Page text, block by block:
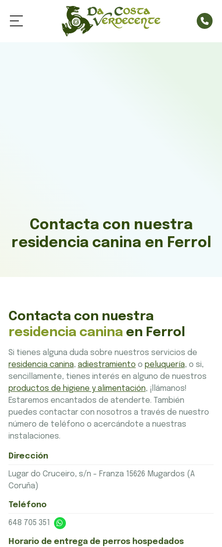
Contacta con nuestra
residencia canina en Ferrol
Contacta con nuestra
residencia caninaen Ferrol
Si tienes alguna duda sobre nuestros servicios de
residencia canina, adiestramiento o peluquería, o si,
sencillamente, tienes interés en alguno de nuestros
productos de higiene y alimentación, ¡llámanos!
Estaremos encantados de atenderte. También
puedes contactar con nosotros a través de nuestro
número de teléfono o acercándote a nuestras
instalaciones.
Dirección
Lugar do Cruceiro, s/n - Franza 15626 Mugardos (A
Coruña)
Teléfono
648 705 351
Horario de entrega de perros hospedados